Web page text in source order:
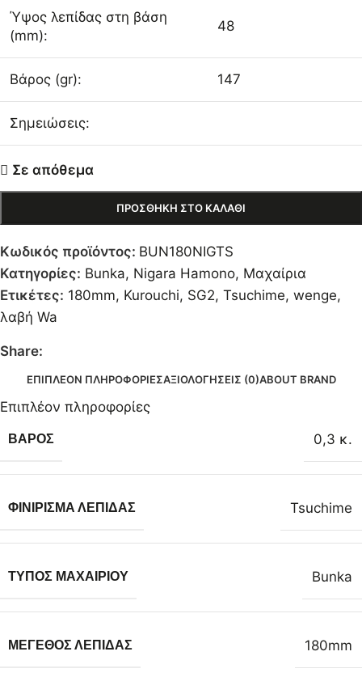
Ύψος λεπίδας στη βάση
(mm):
48
Βάρος (gr): 147
Σημειώσεις:
Σε απόθεμα
ΠΡΟΣΘΉΚΗ ΣΤΟ ΚΑΛΆΘΙ
Κωδικός προϊόντος: BUN180NIGTS
Κατηγορίες: Bunka, Nigara Hamono, Μαχαίρια
Ετικέτες: 180mm, Kurouchi, SG2, Tsuchime, wenge,
λαβή Wa
Share:
ΕΠΙΠΛΈΟΝ ΠΛΗΡΟΦΟΡΊΕΣΑΞΙΟΛΟΓΉΣΕΙΣ (0)ABOUT BRAND
Επιπλέον πληροφορίες
ΒΆΡΟΣ 0,3 κ.
ΦΙΝΊΡΙΣΜΑ ΛΕΠΊΔΑΣ Tsuchime
ΤΎΠΟΣ ΜΑΧΑΙΡΙΟΎ Bunka
ΜΈΓΕΘΟΣ ΛΕΠΊΔΑΣ 180mm